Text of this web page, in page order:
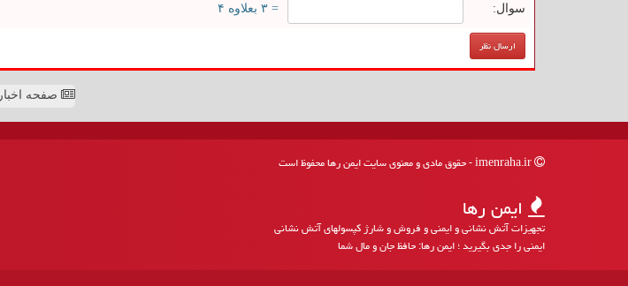
سوال: = ۳ بعلاوه ۴
صفحه اخبار
ایمن رها
تجهیزات آتش نشانی و ایمنی و فروش و شارژ کپسولهای آتش نشانی
ایمنی را جدی بگیرید ؛ ایمن رها: حافظ جان و مال شما